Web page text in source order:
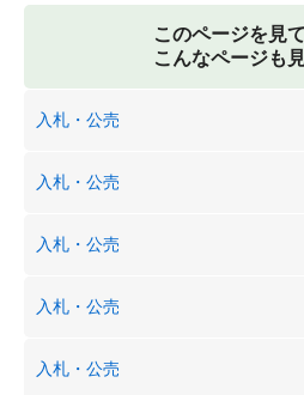
このページを見
こんなページも
入札・公売
入札・公売
入札・公売
入札・公売
入札・公売